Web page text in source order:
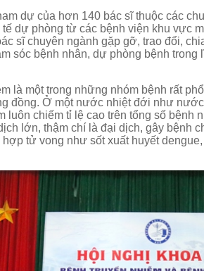
dự của hơn 140 bác sĩ thuộc các
tế dự phòng từ các bệnh viện khu vực
sĩ chuyên ngành gặp gỡ, trao đổi,
sóc bệnh nhân, dự phòng bệnh trong
là một trong những nhóm bệnh rất
đồng. Ở một nước nhiệt đới như
luôn chiếm tỉ lệ cao trên tổng số bệnh
lớn, thậm chí là đại dịch, gây bệnh
tử vong như sốt xuất huyết